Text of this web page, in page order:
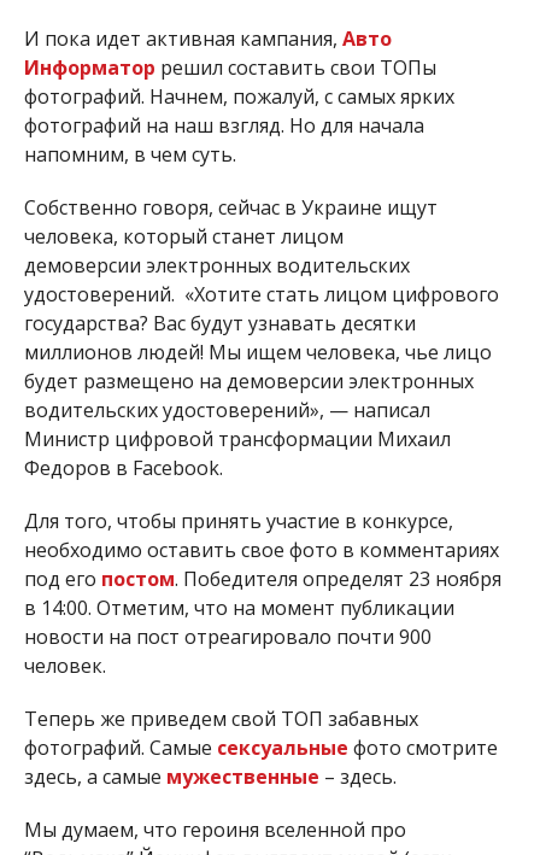
И пока идет активная кампания, Авто
Информатор решил составить свои ТОПы
фотографий. Начнем, пожалуй, с самых ярких
фотографий на наш взгляд. Но для начала
напомним, в чем суть.
Собственно говоря, сейчас в Украине ищут
человека, который станет лицом
демоверсии электронных водительских
удостоверений. «Хотите стать лицом цифрового
государства? Вас будут узнавать десятки
миллионов людей! Мы ищем человека, чье лицо
будет размещено на демоверсии электронных
водительских удостоверений», — написал
Министр цифровой трансформации Михаил
Федоров в Facebook.
Для того, чтобы принять участие в конкурсе,
необходимо оставить свое фото в комментариях
под его постом. Победителя определят 23 ноября
в 14:00. Отметим, что на момент публикации
новости на пост отреагировало почти 900
человек.
Теперь же приведем свой ТОП забавных
фотографий. Самые сексуальные фото смотрите
здесь, а самые мужественные – здесь.
Мы думаем, что героиня вселенной про